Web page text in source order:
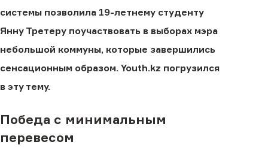
системы позволила 19-летнему студенту
Янну Третеру поучаствовать в выборах мэра
небольшой коммуны, которые завершились
сенсационным образом. Youth.kz погрузился
в эту тему.
Победа с минимальным
перевесом